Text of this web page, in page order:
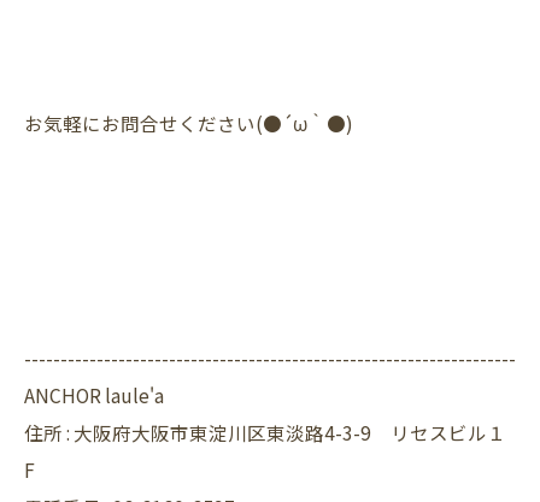
お気軽にお問合せください(●´ω｀●)
--------------------------------------------------------------------
ANCHOR laule'a
住所 : 大阪府大阪市東淀川区東淡路4-3-9 リセスビル１
F